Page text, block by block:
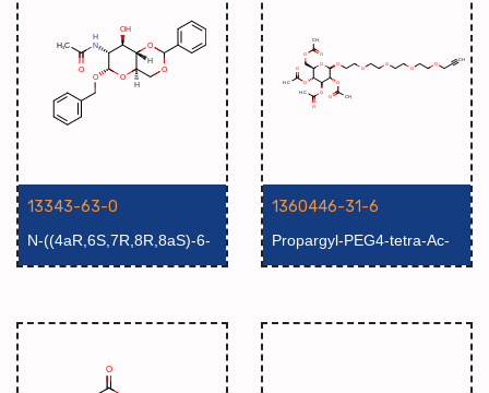
13343-63-0
N-((4aR,6S,7R,8R,8aS)-6-
(苄氧基)-8-羟基-2-苯基六氢
1360446-31-6
Propargyl-PEG4-tetra-Ac-
beta-D-glucose